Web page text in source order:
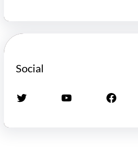
Social
X YouTube Facebook